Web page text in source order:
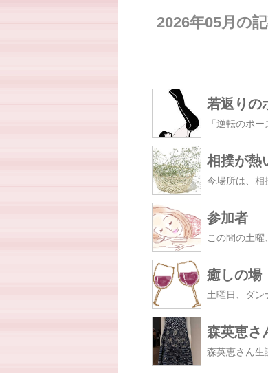
2026年05月の
若返りの
相撲が熱
参加者
癒しの場
森英恵さ